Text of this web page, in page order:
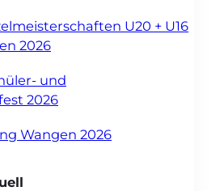
U20 + U16
2026
und
2026
Wangen 2026